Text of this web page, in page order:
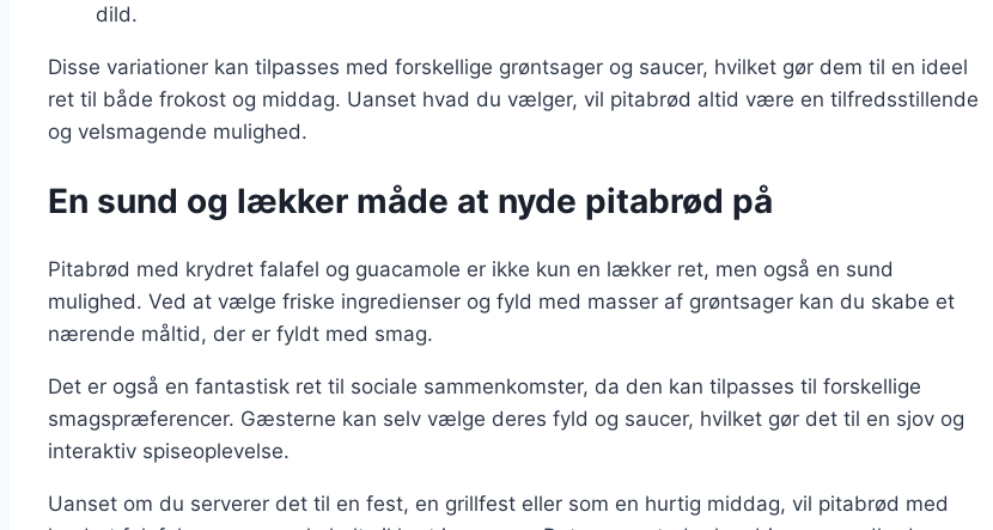
dild.
Disse variationer kan tilpasses med forskellige grøntsager og saucer, hvilket gør dem til en ideel
ret til både frokost og middag. Uanset hvad du vælger, vil pitabrød altid være en tilfredsstillende
og velsmagende mulighed.
En sund og lækker måde at nyde pitabrød på
Pitabrød med krydret falafel og guacamole er ikke kun en lækker ret, men også en sund
mulighed. Ved at vælge friske ingredienser og fyld med masser af grøntsager kan du skabe et
nærende måltid, der er fyldt med smag.
Det er også en fantastisk ret til sociale sammenkomster, da den kan tilpasses til forskellige
smagspræferencer. Gæsterne kan selv vælge deres fyld og saucer, hvilket gør det til en sjov og
interaktiv spiseoplevelse.
Uanset om du serverer det til en fest, en grillfest eller som en hurtig middag, vil pitabrød med